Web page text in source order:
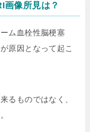
画像所見は？
ム血栓性脳梗塞
原因となって起こ
るものではなく、